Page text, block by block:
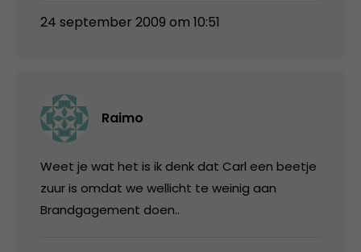
24 september 2009 om 10:51
Raimo
Weet je wat het is ik denk dat Carl een beetje
zuur is omdat we wellicht te weinig aan
Brandgagement doen..